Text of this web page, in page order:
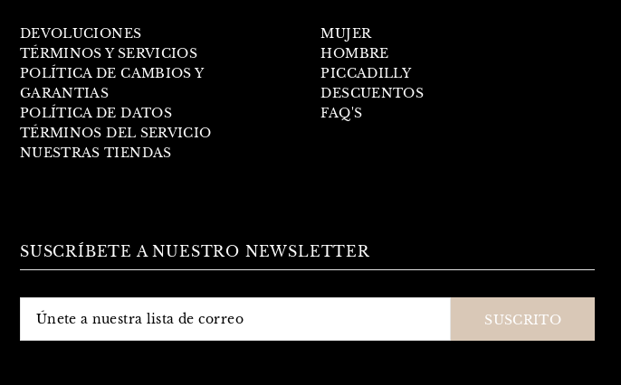
DEVOLUCIONES
TÉRMINOS Y SERVICIOS
POLÍTICA DE CAMBIOS Y
GARANTIAS
POLÍTICA DE DATOS
TÉRMINOS DEL SERVICIO
NUESTRAS TIENDAS
MUJER
HOMBRE
PICCADILLY
DESCUENTOS
FAQ'S
SUSCRÍBETE A NUESTRO NEWSLETTER